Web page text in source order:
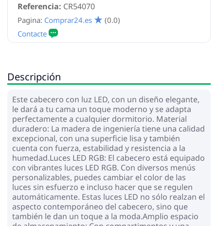
Referencia: CR54070
Pagina: Comprar24.es (0.0)
Descripción
Este cabecero con luz LED, con un diseño elegante,
le dará a tu cama un toque moderno y se adapta
perfectamente a cualquier dormitorio. Material
duradero: La madera de ingeniería tiene una calidad
excepcional, con una superficie lisa y también
cuenta con fuerza, estabilidad y resistencia a la
humedad.Luces LED RGB: El cabecero está equipado
con vibrantes luces LED RGB. Con diversos menús
personalizables, puedes cambiar el color de las
luces sin esfuerzo e incluso hacer que se regulen
automáticamente. Estas luces LED no sólo realzan el
aspecto contemporáneo del cabecero, sino que
también le dan un toque a la moda.Amplio espacio